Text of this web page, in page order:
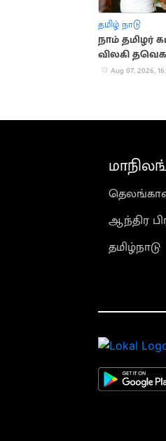
தமிழ் நாடு
நாம் தமிழர்
விலகி
புகழேந்தி
Aug 07, 2026,
ஆந்திர
தமிழ்நாடு